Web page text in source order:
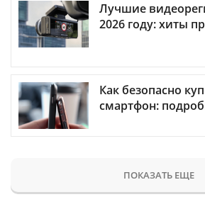
Лучшие
2026 году: хиты
Как безопасно
смартфон:
ПОКАЗАТЬ ЕЩЕ